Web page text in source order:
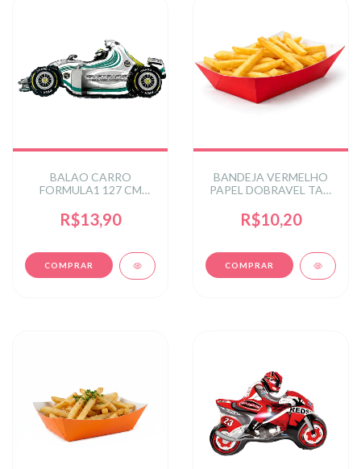
BALAO CARRO
FORMULA1 127 CM
R$13,90
BANDEJA VERMELHO
PAPEL DOBRAVEL TAM
R$10,20